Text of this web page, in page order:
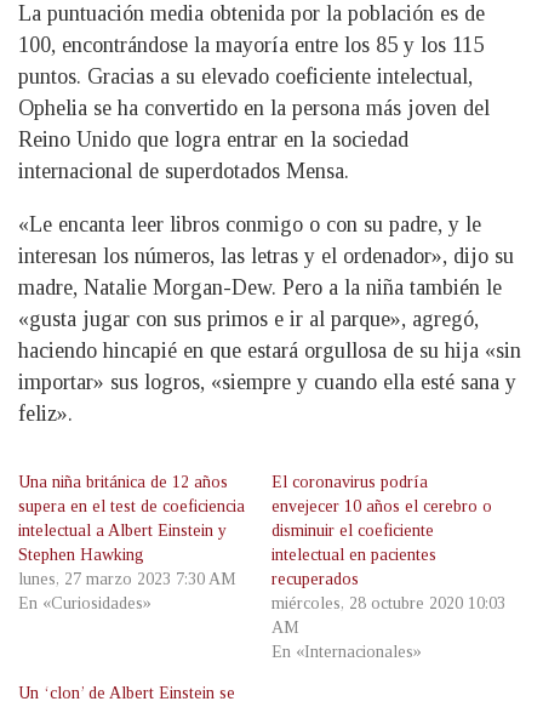
La puntuación media obtenida por la población es de
100, encontrándose la mayoría entre los 85 y los 115
puntos. Gracias a su elevado coeficiente intelectual,
Ophelia se ha convertido en la persona más joven del
Reino Unido que logra entrar en la sociedad
internacional de superdotados Mensa.
«Le encanta leer libros conmigo o con su padre, y le
interesan los números, las letras y el ordenador», dijo su
madre, Natalie Morgan-Dew. Pero a la niña también le
«gusta jugar con sus primos e ir al parque», agregó,
haciendo hincapié en que estará orgullosa de su hija «sin
importar» sus logros, «siempre y cuando ella esté sana y
feliz».
Una niña británica de 12 años
supera en el test de coeficiencia
intelectual a Albert Einstein y
Stephen Hawking
lunes, 27 marzo 2023 7:30 AM
En «Curiosidades»
El coronavirus podría
envejecer 10 años el cerebro o
disminuir el coeficiente
intelectual en pacientes
recuperados
miércoles, 28 octubre 2020 10:03
AM
En «Internacionales»
Un ‘clon’ de Albert Einstein se